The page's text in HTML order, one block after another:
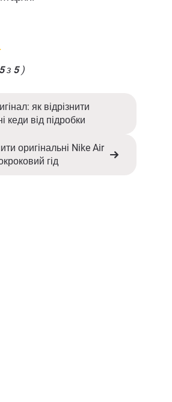
5з 5)
як відрізнити
кеди від підробки
оригінальні Nike Air
гід